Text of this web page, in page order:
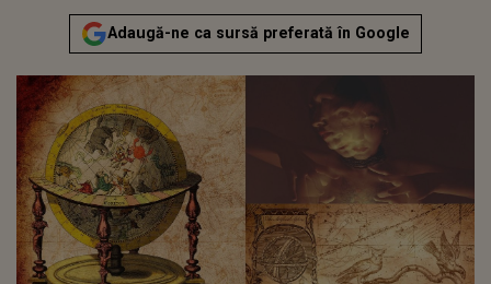
Adaugă-ne ca sursă preferată în Google